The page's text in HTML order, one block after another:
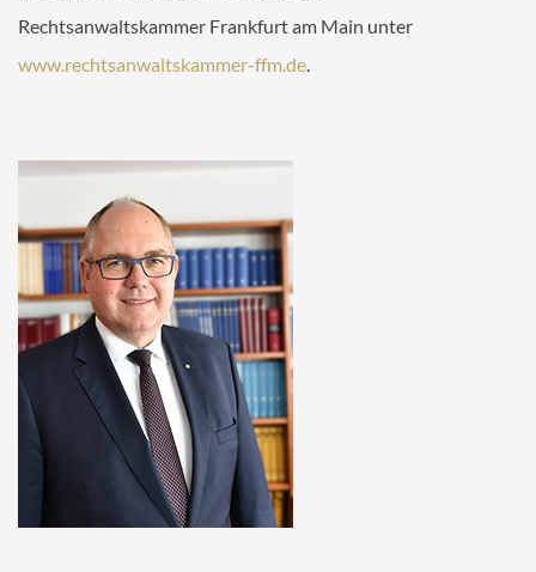
Rechtsanwaltskammer Frankfurt am Main unter
www.rechtsanwaltskammer-ffm.de.
KONTAKT